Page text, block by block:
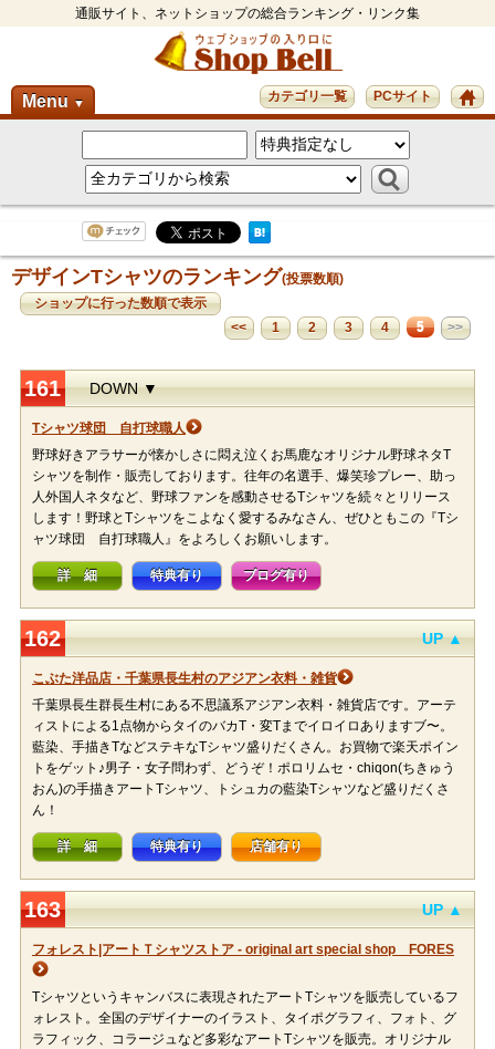
通販サイト、ネットショップの総合ランキング・リンク集
Menu ▼ PCサイト
カテゴリ一覧
デザインTシャツのランキング(投票数順)
ショップに行った数順で表示
<<
1 2 3 4 5 >>
161 DOWN ▼
Tシャツ球団 自打球職人
野球好きアラサーが懐かしさに悶え泣くお馬鹿なオリジナル野球ネタT
シャツを制作・販売しております。往年の名選手、爆笑珍プレー、助っ
人外国人ネタなど、野球ファンを感動させるTシャツを続々とリリース
します！野球とTシャツをこよなく愛するみなさん、ぜひともこの『Tシ
ャツ球団 自打球職人』をよろしくお願いします。
詳 細 特典有り ブログ有り
162 UP ▲
こぶた洋品店・千葉県長生村のアジアン衣料・雑貨
千葉県長生群長生村にある不思議系アジアン衣料・雑貨店です。アーテ
ィストによる1点物からタイのバカT・変Tまでイロイロありますブ〜。
藍染、手描きTなどステキなTシャツ盛りだくさん。お買物で楽天ポイン
トをゲット♪男子・女子問わず、どうぞ！ポロリムセ・chiqon(ちきゅう
おん)の手描きアートTシャツ、トシュカの藍染Tシャツなど盛りだくさ
ん！
詳 細 特典有り 店舗有り
163 UP ▲
フォレスト|アートＴシャツストア - original art special shop FORES
Tシャツというキャンバスに表現されたアートTシャツを販売しているフ
ォレスト。全国のデザイナーのイラスト、タイポグラフィ、フォト、グ
ラフィック、コラージュなど多彩なアートTシャツを販売。オリジナル